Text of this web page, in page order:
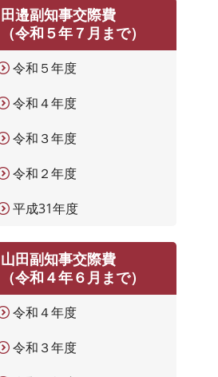
田邉副知事交際費
（令和５年７月まで）
令和５年度
令和４年度
令和３年度
令和２年度
平成31年度
山田副知事交際費
（令和４年６月まで）
令和４年度
令和３年度